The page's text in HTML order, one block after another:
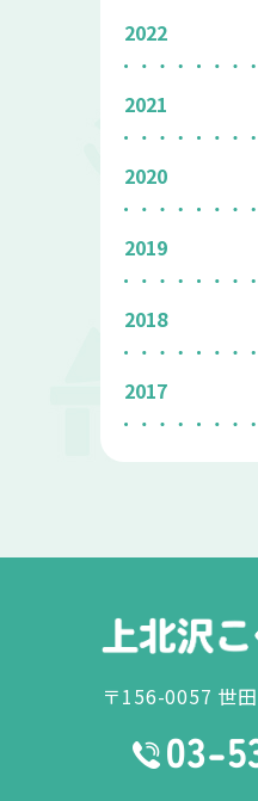
2022
2021
2020
2019
2018
2017
〒156-0057 世